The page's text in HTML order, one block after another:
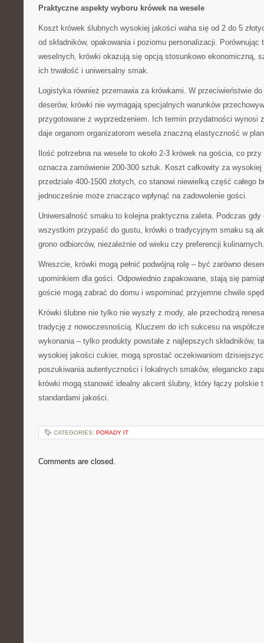
Praktyczne aspekty wyboru krówek na wesele
Koszt krówek ślubnych wysokiej jakości waha się od 2 do 5
od składników, opakowania i poziomu personalizacji.
weselnych, krówki okazują się opcją stosunkowo ekonomiczną,
ich trwałość i uniwersalny smak.
Logistyka również przemawia za krówkami. W przeciwieństwie
deserów, krówki nie wymagają specjalnych warunków
przygotowane z wyprzedzeniem. Ich termin przydatności wynosi
daje organom organizatorom wesela znaczną elastyczność w
Ilość potrzebna na wesele to około 2-3 krówek na gościa, co
oznacza zamówienie 200-300 sztuk. Koszt całkowity za
przedziale 400-1500 złotych, co stanowi niewielką część całego
jednocześnie może znacząco wpłynąć na zadowolenie gości.
Uniwersalność smaku to kolejna praktyczna zaleta. Podczas
wszystkim przypaść do gustu, krówki o tradycyjnym smaku są
grono odbiorców, niezależnie od wieku czy preferencji kulinarnych.
Wreszcie, krówki mogą pełnić podwójną rolę – być zarówno
upominkiem dla gości. Odpowiednio zapakowane, stają się
goście mogą zabrać do domu i wspominać przyjemne chwile
Krówki ślubne nie tylko nie wyszły z mody, ale przechodzą
tradycję z nowoczesnością. Kluczem do ich sukcesu na
wykonania – tylko produkty powstałe z najlepszych składników,
wysokiej jakości cukier, mogą sprostać oczekiwaniom
poszukiwania autentyczności i lokalnych smaków, elegancko
krówki mogą stanowić idealny akcent ślubny, który łączy polskie
standardami jakości.
CATEGORIES: PORADY IT
Comments are closed.